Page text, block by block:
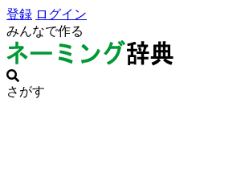
登録 ログイン
みんなで作る
さがす